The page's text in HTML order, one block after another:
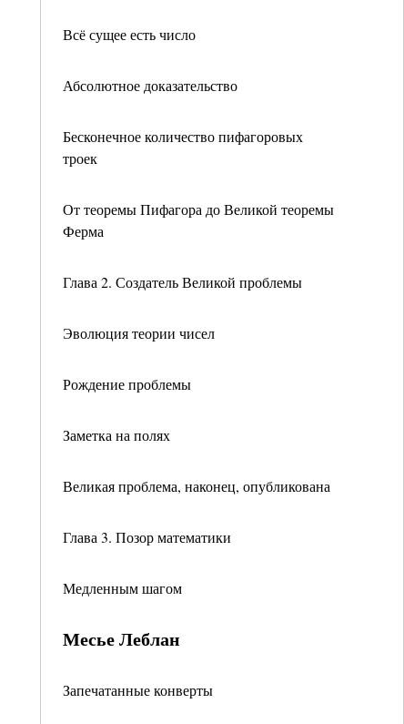
Всё сущее есть число
Абсолютное доказательство
Бесконечное количество пифагоровых
троек
От теоремы Пифагора до Великой теоремы
Ферма
Глава 2. Создатель Великой проблемы
Эволюция теории чисел
Рождение проблемы
Заметка на полях
Великая проблема, наконец, опубликована
Глава 3. Позор математики
Медленным шагом
Месье Леблан
Запечатанные конверты